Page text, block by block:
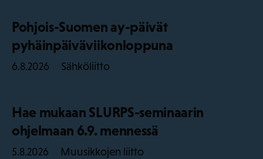
Pohjois-Suomen ay-päivät
pyhäinpäiväviikonloppuna
6.8.2026 Sähköliitto
Hae mukaan SLURPS-seminaarin
ohjelmaan 6.9. mennessä
5.8.2026 Muusikkojen liitto